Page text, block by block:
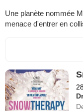
Une planète nommée
menace d'entrer en